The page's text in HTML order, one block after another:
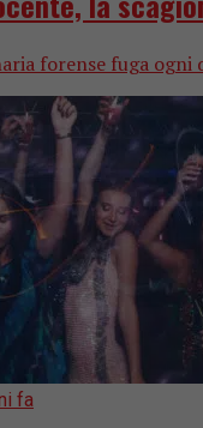
forense fuga ogni
fa